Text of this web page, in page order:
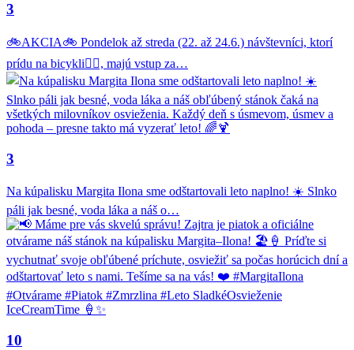
3
🚲AKCIA🚲 Pondelok až streda (22. až 24.6.) návštevníci, ktorí
prídu na bicykli🚴‍♂️, majú vstup za…
3
Na kúpalisku Margita Ilona sme odštartovali leto naplno! ☀️ Slnko
páli jak besné, voda láka a náš o…
10